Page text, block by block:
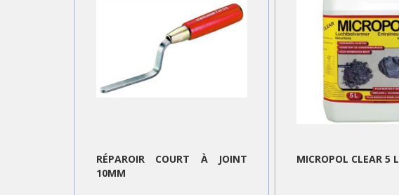
RÉPAROIR COURT À JOINT
10MM
MICROPOL CLEAR 5 L